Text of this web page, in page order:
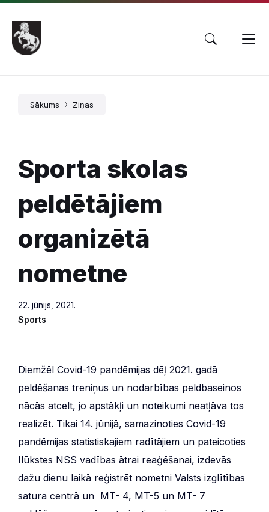
Pāriet
saturu
Skip
main
navigation
Skip
footer
Sākums Ziņas
Sporta skolas
peldētājiem
organizētā
nometne
22. jūnijs, 2021.
Sports
Diemžēl Covid-​19 pandēmijas dēļ 2021. gadā
peldēšanas treniņus un nodarbības peldbaseinos
nācās atcelt, jo apstākļi un noteikumi neatļāva tos
realizēt. Tikai 14. jūnijā, samazinoties Covid-​19
pandēmijas statistiskajiem radītājiem un pateicoties
Ilūkstes NSS vadības ātrai reaģēšanai, izdevās
dažu dienu laikā reģistrēt nometni Valsts izglītības
satura centrā un MT- 4, MT-5 un MT- 7